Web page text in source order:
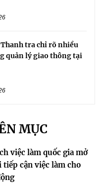
tra chỉ rõ nhiều
quản lý giao thông tại
MỤC
việc làm quốc gia mở
tiếp cận việc làm cho